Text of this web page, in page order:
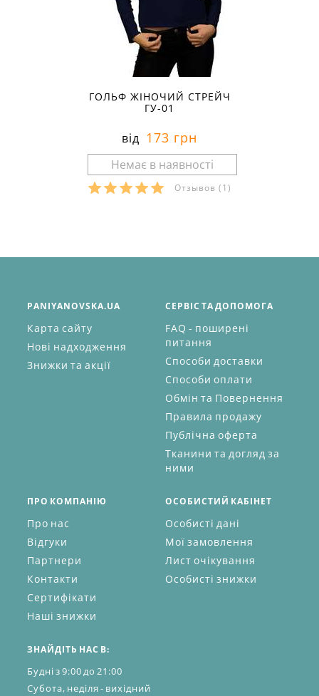
ГОЛЬФ ЖІНОЧИЙ СТРЕЙЧ
ГУ-01
від 173 грн
Отзывов (1)
PANIYANOVSKA.UA
Карта сайту
Нові надходження
Знижки та акції
СЕРВІС ТА ДОПОМОГА
FAQ - поширені
питання
Способи доставки
Способи оплати
Обмін та Повернення
Правила продажу
Публічна оферта
Тканини та догляд за
ними
ПРО КОМПАНІЮ
Про нас
Відгуки
Партнери
Контакти
Сертифікати
Наші знижки
ОСОБИСТИЙ КАБІНЕТ
Особисті дані
Мої замовлення
Лист очікування
Особисті знижки
ЗНАЙДІТЬ НАС В:
Будні з 9:00 до 21:00
Субота, неділя - вихідний